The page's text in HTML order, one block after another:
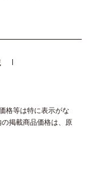
格等は特に表示がな
掲載商品価格は、 原